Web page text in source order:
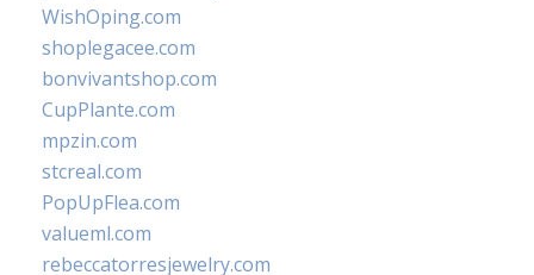
WishOping.com
shoplegacee.com
bonvivantshop.com
CupPlante.com
mpzin.com
stcreal.com
PopUpFlea.com
valueml.com
rebeccatorresjewelry.com